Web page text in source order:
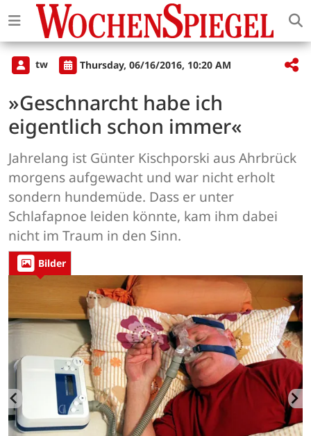
tw Thursday, 06/16/2016, 10:20 AM
»Geschnarcht habe ich
eigentlich schon immer«
Jahrelang ist Günter Kischporski aus Ahrbrück
morgens aufgewacht und war nicht erholt
sondern hundemüde. Dass er unter
Schlafapnoe leiden könnte, kam ihm dabei
nicht im Traum in den Sinn.
Bilder